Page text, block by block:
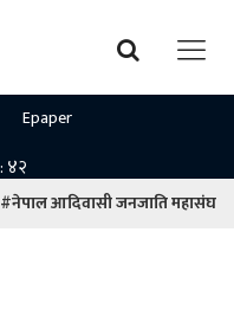
Epaper
#नेपाल आदिवासी जनजाति महासंघ